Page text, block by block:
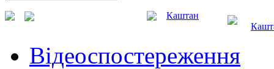
Каштан
Відеоспостереження